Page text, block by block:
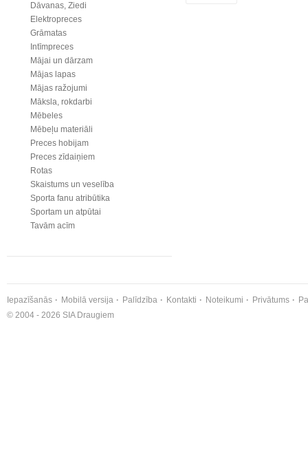
Dāvanas, Ziedi
Elektropreces
Grāmatas
Intīmpreces
Mājai un dārzam
Mājas lapas
Mājas ražojumi
Māksla, rokdarbi
Mēbeles
Mēbeļu materiāli
Preces hobijam
Preces zīdaiņiem
Rotas
Skaistums un veselība
Sporta fanu atribūtika
Sportam un atpūtai
Tavām acīm
Iepazīšanās Mobilā versija Palīdzība Kontakti Noteikumi Privātums
© 2004 - 2026 SIA Draugiem